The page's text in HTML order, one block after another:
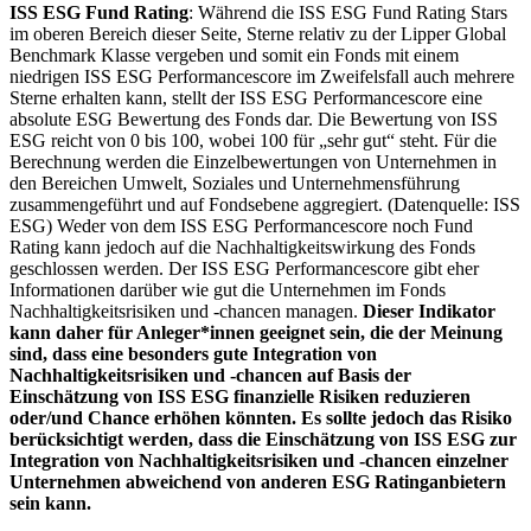
ISS ESG Fund Rating: Während die ISS ESG Fund Rating Stars
im oberen Bereich dieser Seite, Sterne relativ zu der Lipper Global
Benchmark Klasse vergeben und somit ein Fonds mit einem
niedrigen ISS ESG Performancescore im Zweifelsfall auch mehrere
Sterne erhalten kann, stellt der ISS ESG Performancescore eine
absolute ESG Bewertung des Fonds dar. Die Bewertung von ISS
ESG reicht von 0 bis 100, wobei 100 für „sehr gut“ steht. Für die
Berechnung werden die Einzelbewertungen von Unternehmen in
den Bereichen Umwelt, Soziales und Unternehmensführung
zusammengeführt und auf Fondsebene aggregiert. (Datenquelle: ISS
ESG) Weder von dem ISS ESG Performancescore noch Fund
Rating kann jedoch auf die Nachhaltigkeitswirkung des Fonds
geschlossen werden. Der ISS ESG Performancescore gibt eher
Informationen darüber wie gut die Unternehmen im Fonds
Nachhaltigkeitsrisiken und -chancen managen. Dieser Indikator
kann daher für Anleger*innen geeignet sein, die der Meinung
sind, dass eine besonders gute Integration von
Nachhaltigkeitsrisiken und -chancen auf Basis der
Einschätzung von ISS ESG finanzielle Risiken reduzieren
oder/und Chance erhöhen könnten. Es sollte jedoch das Risiko
berücksichtigt werden, dass die Einschätzung von ISS ESG zur
Integration von Nachhaltigkeitsrisiken und -chancen einzelner
Unternehmen abweichend von anderen ESG Ratinganbietern
sein kann.